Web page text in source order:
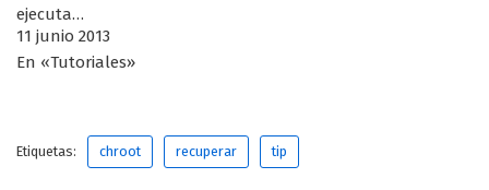
ejecuta…
11 junio 2013
En «Tutoriales»
Etiquetas: chroot recuperar tip